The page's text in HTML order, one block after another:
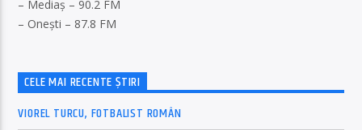
– Mediaș – 90.2 FM
– Onești – 87.8 FM
CELE MAI RECENTE ȘTIRI
VIOREL TURCU, FOTBALIST ROMÂN